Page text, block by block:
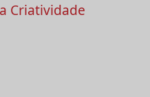
Criatividade